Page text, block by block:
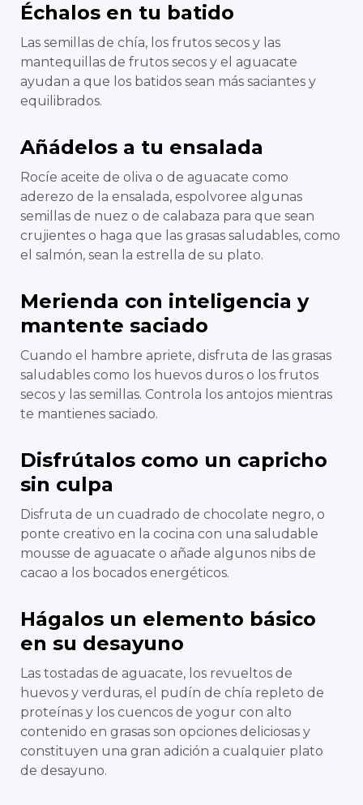
Échalos en tu batido
Las semillas de chía, los frutos secos y las
mantequillas de frutos secos y el aguacate
ayudan a que los batidos sean más saciantes y
equilibrados.
Añádelos a tu ensalada
Rocíe aceite de oliva o de aguacate como
aderezo de la ensalada, espolvoree algunas
semillas de nuez o de calabaza para que sean
crujientes o haga que las grasas saludables, como
el salmón, sean la estrella de su plato.
Merienda con inteligencia y
mantente saciado
Cuando el hambre apriete, disfruta de las grasas
saludables como los huevos duros o los frutos
secos y las semillas. Controla los antojos mientras
te mantienes saciado.
Disfrútalos como un capricho
sin culpa
Disfruta de un cuadrado de chocolate negro, o
ponte creativo en la cocina con una saludable
mousse de aguacate o añade algunos nibs de
cacao a los bocados energéticos.
Hágalos un elemento básico
en su desayuno
Las tostadas de aguacate, los revueltos de
huevos y verduras, el pudín de chía repleto de
proteínas y los cuencos de yogur con alto
contenido en grasas son opciones deliciosas y
constituyen una gran adición a cualquier plato
de desayuno.